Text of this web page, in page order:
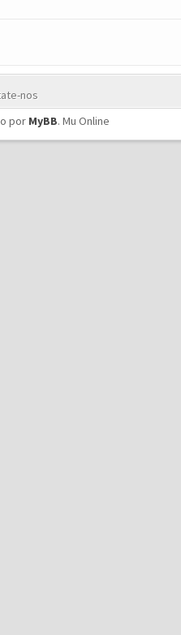
nos
por MyBB. Mu Online